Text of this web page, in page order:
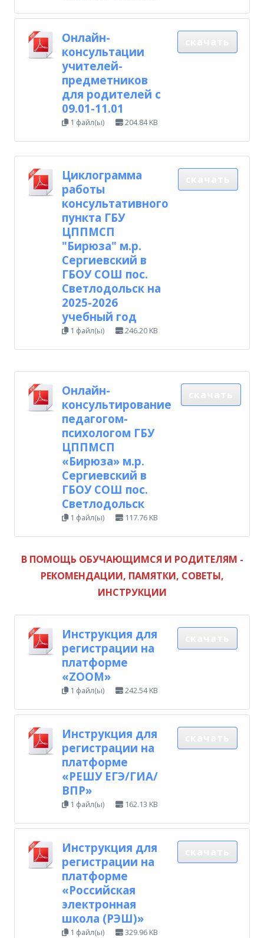
Онлайн-
консультации
учителей-
предметников
для родителей с
09.01-11.01
1 файл(ы) 204.84 KB
Циклограмма
работы
консультативного
пункта ГБУ
ЦППМСП
"Бирюза" м.р.
Сергиевский в
ГБОУ СОШ пос.
Светлодольск на
2025-2026
учебный год
1 файл(ы) 246.20 KB
Онлайн-
консультирование
педагогом-
психологом ГБУ
ЦППМСП
«Бирюза» м.р.
Сергиевский в
ГБОУ СОШ пос.
Светлодольск
1 файл(ы) 117.76 KB
В ПОМОЩЬ ОБУЧАЮЩИМСЯ И РОДИТЕЛЯМ -
РЕКОМЕНДАЦИИ, ПАМЯТКИ, СОВЕТЫ,
ИНСТРУКЦИИ
Инструкция для
регистрации на
платформе
«ZOOM»
1 файл(ы) 242.54 KB
Инструкция для
регистрации на
платформе
«РЕШУ ЕГЭ/ГИА/
ВПР»
1 файл(ы) 162.13 KB
Инструкция для
регистрации на
платформе
«Российская
электронная
школа (РЭШ)»
1 файл(ы) 329.96 KB